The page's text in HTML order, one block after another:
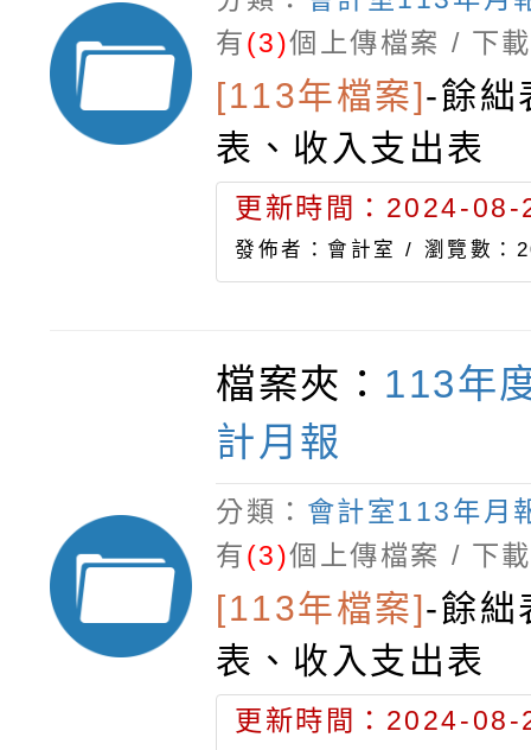
有(3)個上傳檔案 / 下
[113年檔案]-餘絀
表、收入支出表
更新時間：2024-
發佈者：會計室 / 瀏覽數：
檔案夾： 113年
計月報
分類： 會計室113年月
有(3)個上傳檔案 / 下
[113年檔案]-餘絀
表、收入支出表
更新時間：2024-